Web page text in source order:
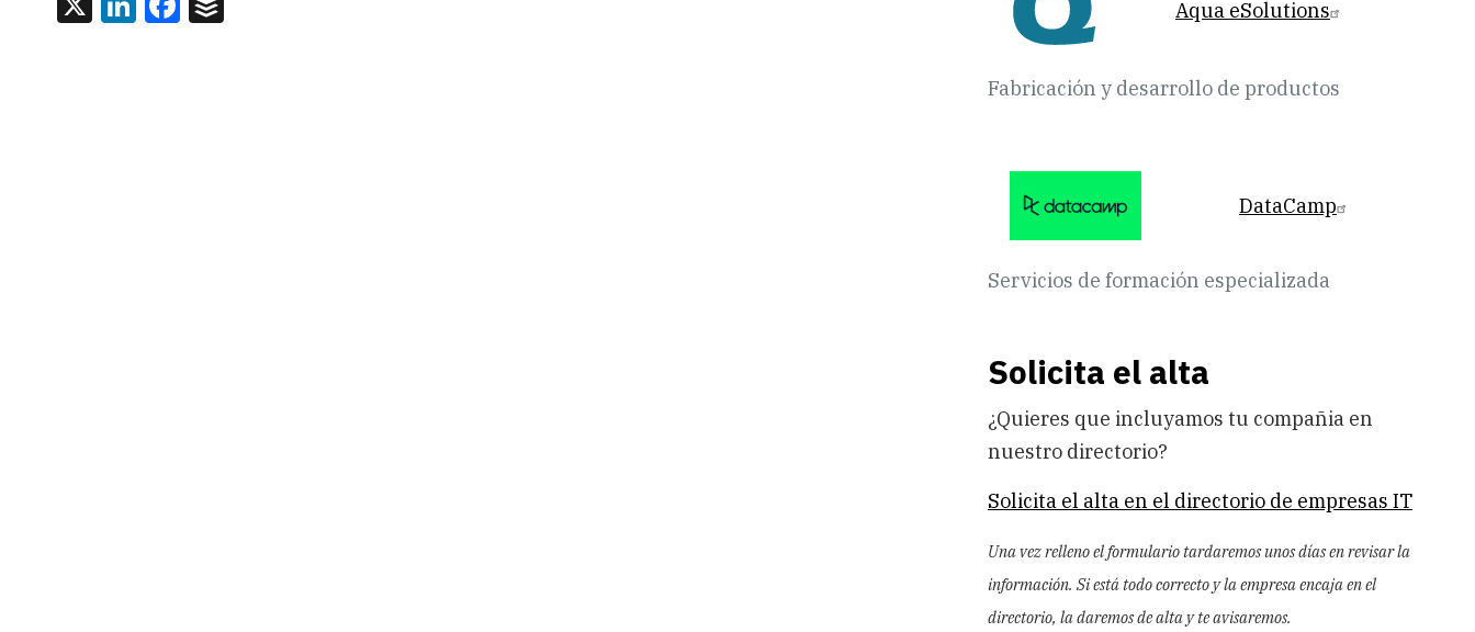
Fabricación y desarrollo de productos
Aqua eSolutions
Servicios de formación especializada
DataCamp
Solicita el alta
¿Quieres que incluyamos tu compañia en
nuestro directorio?
Solicita el alta en el directorio de empresas IT
Una vez relleno el formulario tardaremos unos días en revisar la
información. Si está todo correcto y la empresa encaja en el
directorio, la daremos de alta y te avisaremos.